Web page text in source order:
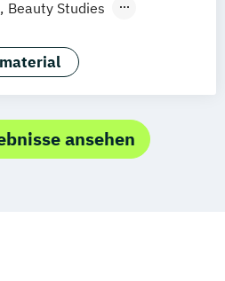
& Hotel Asset
Distribution
Beauty Studies
Luxury Brands
ansehen